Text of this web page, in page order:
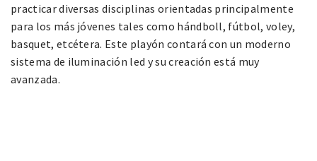
practicar diversas disciplinas orientadas principalmente
para los más jóvenes tales como hándboll, fútbol, voley,
basquet, etcétera. Este playón contará con un moderno
sistema de iluminación led y su creación está muy
avanzada.